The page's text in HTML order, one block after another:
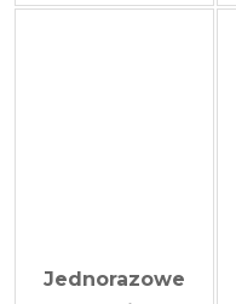
Jednorazowe